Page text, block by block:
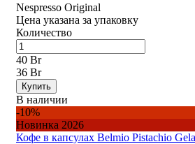
Nespresso Original
Цена указана за упаковку
Количество
40 Br
36 Br
Купить
В наличии
-10%
Новинка 2026
Кофе в капсулах Belmio Pistachio